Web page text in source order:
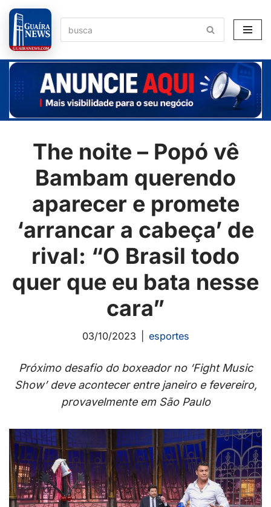
Pular
para
o
conteúdo
The noite – Popó vê
Bambam querendo
aparecer e promete
‘arrancar a cabeça’ de
rival: “O Brasil todo
quer que eu bata nesse
cara”
03/10/2023 esportes
Próximo desafio do boxeador no ‘Fight Music
Show’ deve acontecer entre janeiro e fevereiro,
provavelmente em São Paulo